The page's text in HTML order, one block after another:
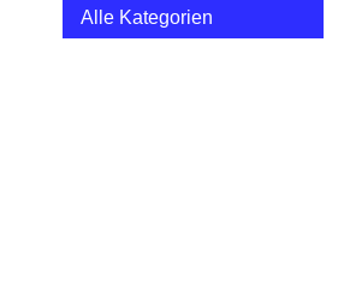
Alle Kategorien